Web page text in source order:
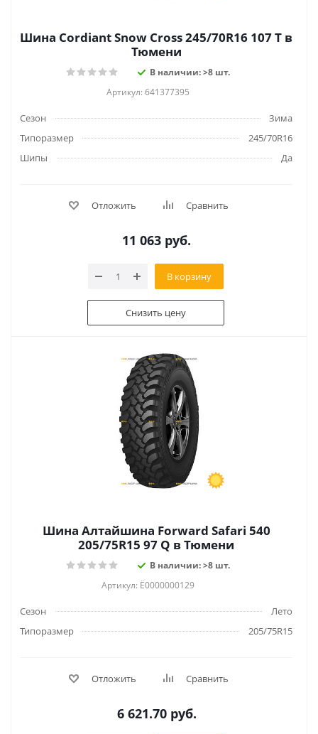
Шина Cordiant Snow Cross 245/70R16 107 T в
Тюмени
В наличии: >8 шт.
Артикул: 641377395
Сезон
Зима
Типоразмер
245/70R16
Шипы
Да
Отложить Сравнить
11 063 руб.
В корзину
Снизить цену
Шина Алтайшина Forward Safari 540
205/75R15 97 Q в Тюмени
В наличии: >8 шт.
Артикул: Ё0000000129
Сезон
Лето
Типоразмер
205/75R15
Отложить Сравнить
6 621.70руб.